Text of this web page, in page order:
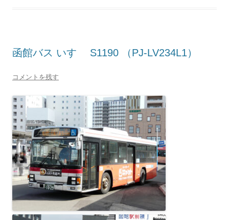
函館バス いすゞ S1190 （PJ-LV234L1）
コメントを残す